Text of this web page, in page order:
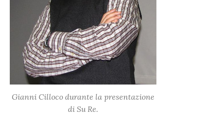
Gianni Cilloco durante la presentazione
di Su Re.